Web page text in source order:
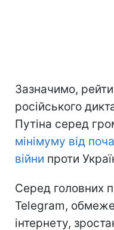
Зазначимо,
російського
Путіна серед
мінімуму від
війни проти
Серед головних
Telegram,
інтернету,